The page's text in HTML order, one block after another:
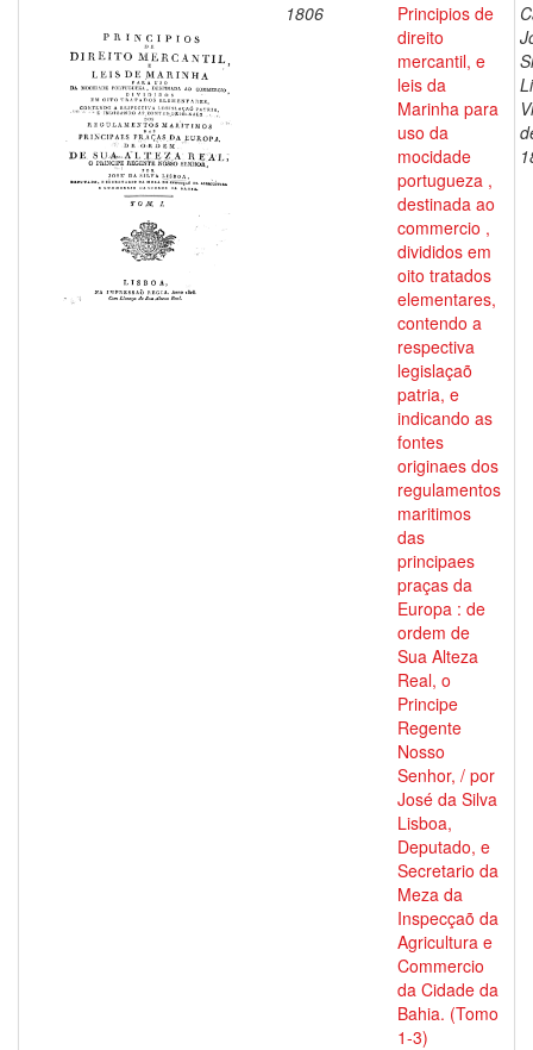
1806
Principios de
direito
mercantil, e
leis da
Marinha para
uso da
mocidade
portugueza ,
destinada ao
commercio ,
divididos em
oito tratados
elementares,
contendo a
respectiva
legislaçaõ
patria, e
indicando as
fontes
originaes dos
regulamentos
maritimos
das
principaes
praças da
Europa : de
ordem de
Sua Alteza
Real, o
Principe
Regente
Nosso
Senhor, / por
José da Silva
Lisboa,
Deputado, e
Secretario da
Meza da
Inspecçaõ da
Agricultura e
Commercio
da Cidade da
Bahia. (Tomo
1-3)